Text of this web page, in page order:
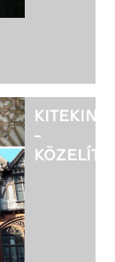
-
KÖZELÍTŐ